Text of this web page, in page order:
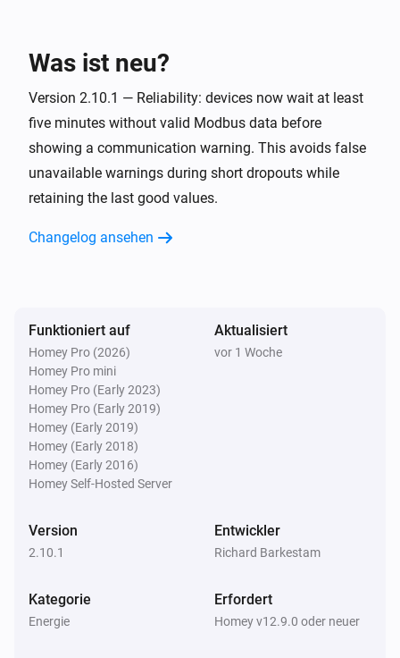
Condition changed to [[inverter_condition]]
Inverter
Operational status changed to
[[inverter_status]]
Und ...
Energy Meter
Any phase is utilized above Utilization (%)
Energy Meter
Phase ... is utilized above
Inverter
Daily yield is above
Operational status contains Operational status
Power (W)
Was ist neu?
Version 2.10.1 — Reliability: devices now wait at least
five minutes without valid Modbus data before
showing a communication warning. This avoids false
unavailable warnings during short dropouts while
retaining the last good values.
Changelog ansehen
Funktioniert auf
Homey Pro (2026)
Homey Pro mini
Homey Pro (Early 2023)
Homey Pro (Early 2019)
Homey (Early 2019)
Homey (Early 2018)
Homey (Early 2016)
Homey Self-Hosted Server
Aktualisiert
vor 1 Woche
Version
2.10.1
Entwickler
Richard Barkestam
Kategorie
Energie
Erfordert
Homey v12.9.0 oder neuer